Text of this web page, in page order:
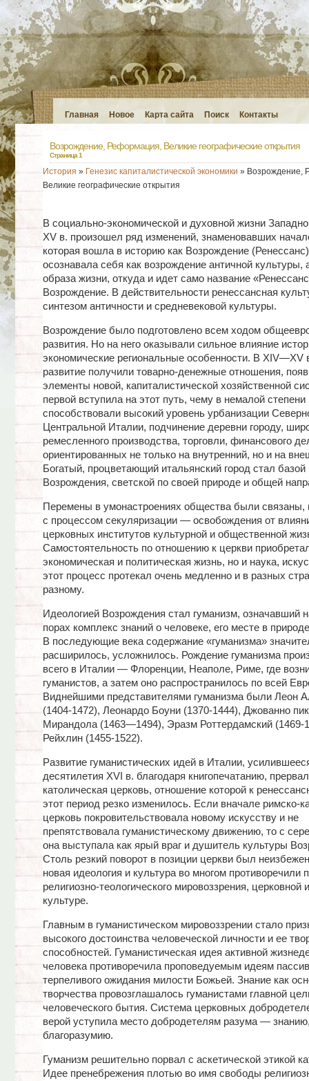
Главная Новое Карта сайта Поиск Контакты
Возрождение, Реформация, Великие географические открытия
Страница 1
История » Генезис капиталистической экономики » Возрождение,
Великие географические открытия
В социально-экономической и духовной жизни
XV в. произошел ряд изменений, знаменовавших
которая вошла в историю как Возрождение
осознавала себя как возрождение античной культуры,
образа жизни, откуда и идет само название
Возрождение. В действительности ренессансная
синтезом античности и средневековой культуры.
Возрождение было подготовлено всем ходом
развития. Но на него оказывали сильное влияние
экономические региональные особенности. В XIV—XV
развитие получили товарно-денежные отношения,
элементы новой, капиталистической хозяйственной
первой вступила на этот путь, чему в немалой степени
способствовали высокий уровень урбанизации
Центральной Италии, подчинение деревни городу,
ремесленного производства, торговли, финансового
ориентированных не только на внутренний, но и на
Богатый, процветающий итальянский город стал базой
Возрождения, светской по своей природе и общей
Перемены в умонастроениях общества были связаны,
с процессом секуляризации — освобождения от
церковных институтов культурной и общественной
Самостоятельность по отношению к церкви
экономическая и политическая жизнь, но и наука,
этот процесс протекал очень медленно и в разных
разному.
Идеологией Возрождения стал гуманизм, означавший
порах комплекс знаний о человеке, его месте в
В последующие века содержание «гуманизма»
расширилось, усложнилось. Рождение гуманизма
всего в Италии — Флоренции, Неаполе, Риме, где
гуманистов, а затем оно распространилось по всей
Виднейшими представителями гуманизма были Леон
(1404-1472), Леонардо Боуни (1370-1444), Джованно
Мирандола (1463—1494), Эразм Роттердамский (1469-
Рейхлин (1455-1522).
Развитие гуманистических идей в Италии,
десятилетия XVI в. благодаря книгопечатанию,
католическая церковь, отношение которой к
этот период резко изменилось. Если вначале римско-
церковь покровительствовала новому искусству и не
препятствовала гуманистическому движению, то с
она выступала как ярый враг и душитель культуры
Столь резкий поворот в позиции церкви был
новая идеология и культура во многом противоречили
религиозно-теологического мировоззрения, церковной
культуре.
Главным в гуманистическом мировоззрении стало
высокого достоинства человеческой личности и ее
способностей. Гуманистическая идея активной
человека противоречила проповедуемым идеям
терпеливого ожидания милости Божьей. Знание как
творчества провозглашалось гуманистами главной
человеческого бытия. Система церковных
верой уступила место добродетелям разума —
благоразумию.
Гуманизм решительно порвал с аскетической этикой
Идее пренебрежения плотью во имя свободы